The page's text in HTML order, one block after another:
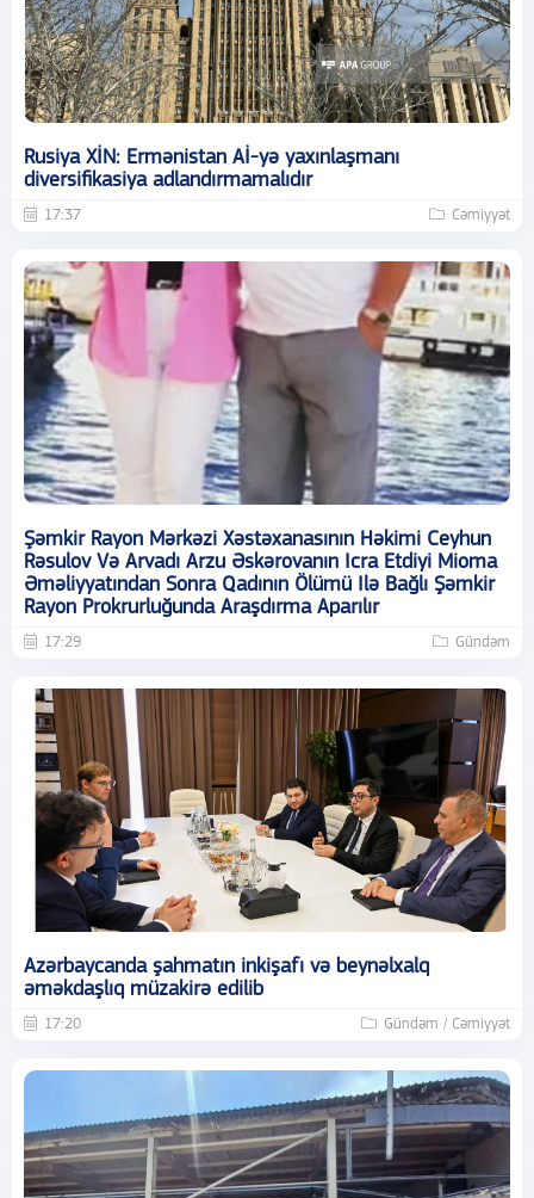
Rusiya XİN: Ermənistan Aİ-yə yaxınlaşmanı
diversifikasiya adlandırmamalıdır
17:37 Cəmiyyət
Şəmkir Rayon Mərkəzi Xəstəxanasının Həkimi Ceyhun
Rəsulov Və Arvadı Arzu Əskərovanın Icra Etdiyi Mioma
Əməliyyatından Sonra Qadının Ölümü Ilə Bağlı Şəmkir
Rayon Prokrurluğunda Araşdırma Aparılır
17:29 Gündəm
Azərbaycanda şahmatın inkişafı və beynəlxalq
əməkdaşlıq müzakirə edilib
17:20 Gündəm / Cəmiyyət